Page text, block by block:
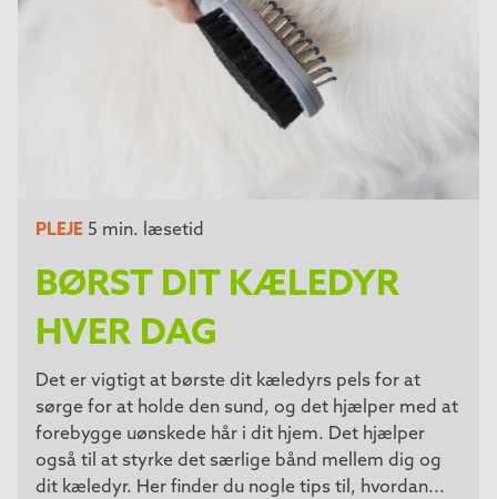
PLEJE 5 min. læsetid
BØRST DIT KÆLEDYR
HVER DAG
Det er vigtigt at børste dit kæledyrs pels for at
sørge for at holde den sund, og det hjælper med at
forebygge uønskede hår i dit hjem. Det hjælper
også til at styrke det særlige bånd mellem dig og
dit kæledyr. Her finder du nogle tips til, hvordan...